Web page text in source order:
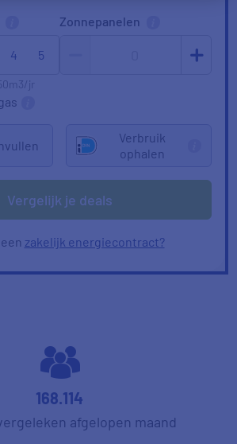
4 5
m3/jr
Zonnepanelen
Vergelijk je deals
zakelijk energiecontract?
Verbruik
ophalen
168.114
afgelopen maand